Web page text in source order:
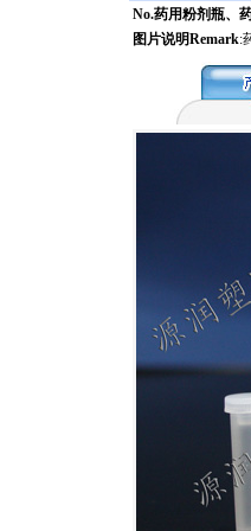
No.药用粉剂瓶、
图片说明Remark: